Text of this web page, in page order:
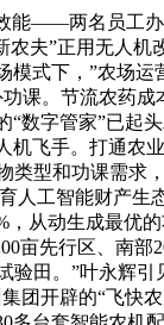
——两名员工办
农夫”正用无人
模式下，”农场
课。节流农药
数字管家”已起
机飞手。打通农
型和功课需求
人工智能财产
，从动生成最优
亩先行区、南
验田。”叶永辉
团开辟的“飞快